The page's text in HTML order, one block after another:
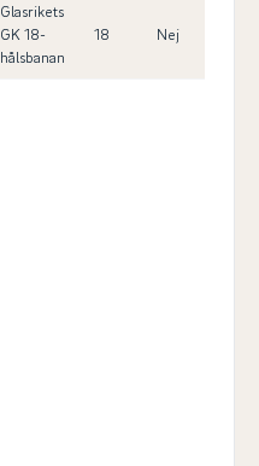
Glasrikets
GK 18-
hålsbanan
18 Nej